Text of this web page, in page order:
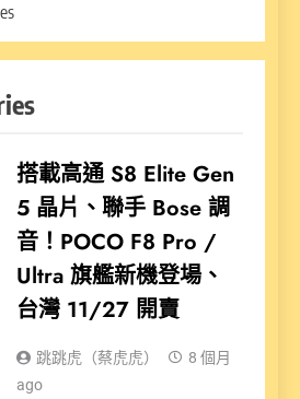
搭載高通 S8 Elite Gen
5 晶片、聯手 Bose 調
音！POCO F8 Pro /
Ultra 旗艦新機登場、
台灣 11/27 開賣
跳跳虎（蔡虎虎）
8 個月
ago